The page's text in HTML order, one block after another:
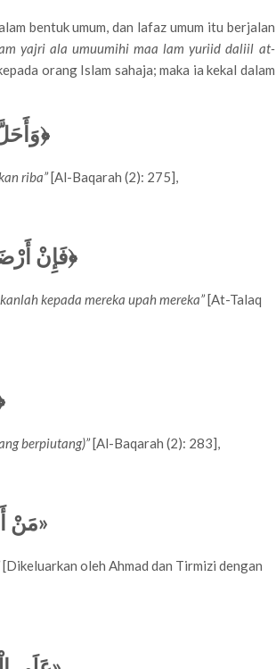
bentuk umum, dan lafaz umum itu berjalan
yajri ala umuumihi maa lam yuriid daliil at-
orang Islam sahaja; maka ia kekal dalam
riba”[Al-Baqarah (2): 275],
﴿فَإِنْ
kepada mereka upah mereka”[At-Talaq
berpiutang)”[Al-Baqarah (2): 283],
«مَنْ
[Dikeluarkan oleh Ahmad dan Tirmizi dengan